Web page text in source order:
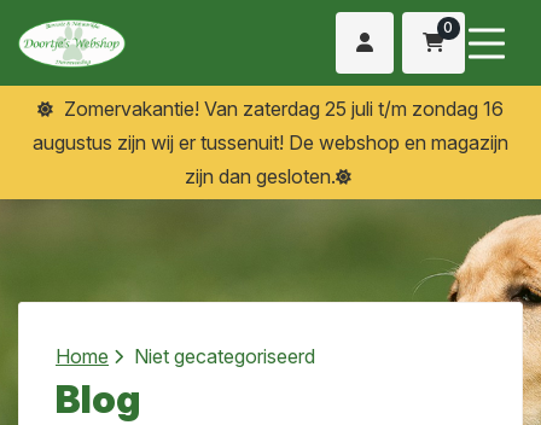
0
Zomervakantie! Van zaterdag 25 juli t/m zondag 16
augustus zijn wij er tussenuit! De webshop en magazijn
zijn dan gesloten.
Home Niet gecategoriseerd
Blog